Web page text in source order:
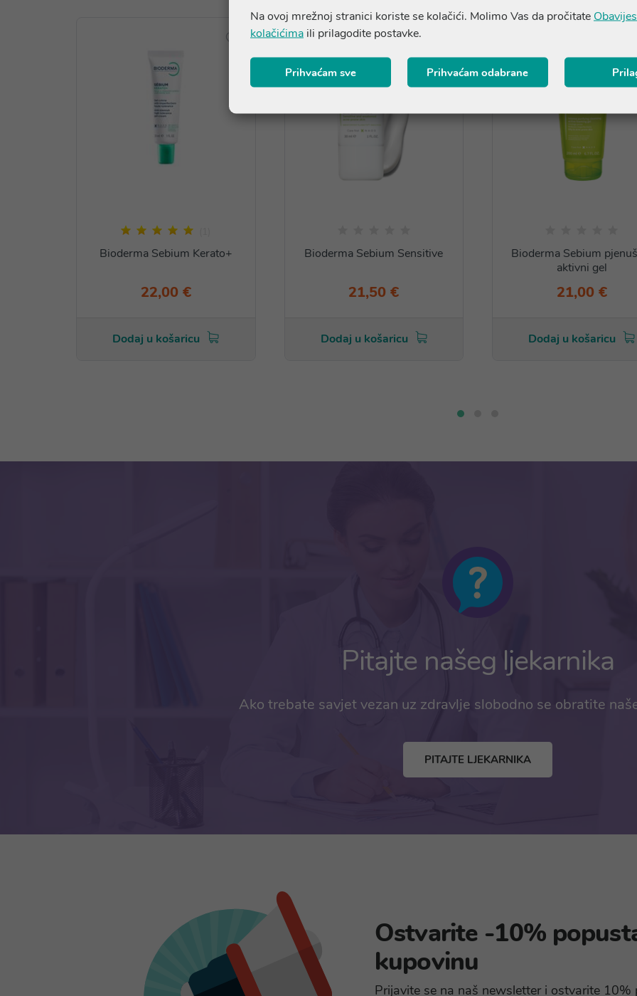
Bioderma Sebium Kerato+
22,00 €
Dodaj u košaricu
Bioderma Sebium Sensitive
21,50 €
Dodaj u košaricu
Bioderma Sebium
aktivni gel
21,00 €
Dodaj u košaricu
Pitajte našeg ljekarnika
Ako trebate savjet vezan uz zdravlje slobodno se obratite
PITAJTE LJEKARNIKA
Ostvarite -10%
kupovinu
Prijavite se na naš newsletter i ostvarite
Na ovoj mrežnoj stranici koriste se kolačići. Molimo Vas da pročitate
kolačićima ili prilagodite postavke.
Prihvaćam sve Prihvaćam odabrane